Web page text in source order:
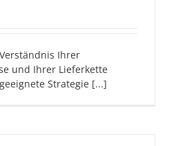
Ihrer
und Ihrer Lieferkette
Strategie [...]